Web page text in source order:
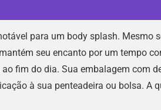
para um body splash. Mesmo
seu encanto por um tempo
fim do dia. Sua embalagem com
à sua penteadeira ou bolsa. A